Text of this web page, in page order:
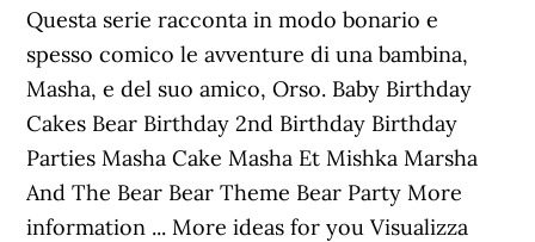
Questa serie racconta in modo bonario e
spesso comico le avventure di una bambina,
Masha, e del suo amico, Orso. Baby Birthday
Cakes Bear Birthday 2nd Birthday Birthday
Parties Masha Cake Masha Et Mishka Marsha
And The Bear Bear Theme Bear Party More
information ... More ideas for you Visualizza